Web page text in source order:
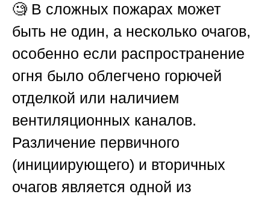
🧐 В сложных пожарах может
быть не один, а несколько очагов,
особенно если распространение
огня было облегчено горючей
отделкой или наличием
вентиляционных каналов.
Различение первичного
(инициирующего) и вторичных
очагов является одной из